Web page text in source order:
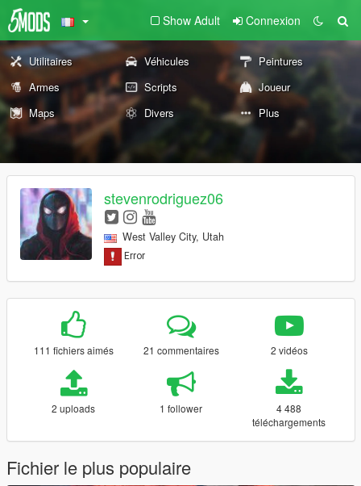
Show Adult Connexion
Utilitaires Véhicules
Peintures
Armes
Scripts
Joueur
Maps
Divers Plus
stevenrodriguez06
West Valley City, Utah
111 fichiers aimés 21 commentaires 2 vidéos
2 uploads 1 follower
4 488
téléchargements
Fichier le plus populaire